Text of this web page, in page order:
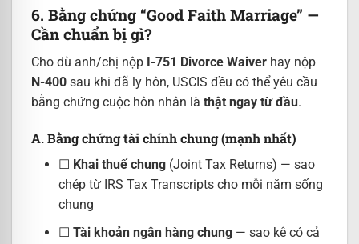
6. Bằng chứng “Good Faith Marriage” —
Cần chuẩn bị gì?
Cho dù anh/chị nộp I-751 Divorce Waiver hay nộp
N-400 sau khi đã ly hôn, USCIS đều có thể yêu cầu
bằng chứng cuộc hôn nhân là thật ngay từ đầu.
A. Bằng chứng tài chính chung (mạnh nhất)
☐ Khai thuế chung(Joint Tax Returns) — sao
chép từ IRS Tax Transcripts cho mỗi năm sống
chung
☐ Tài khoản ngân hàng chung— sao kê có cả